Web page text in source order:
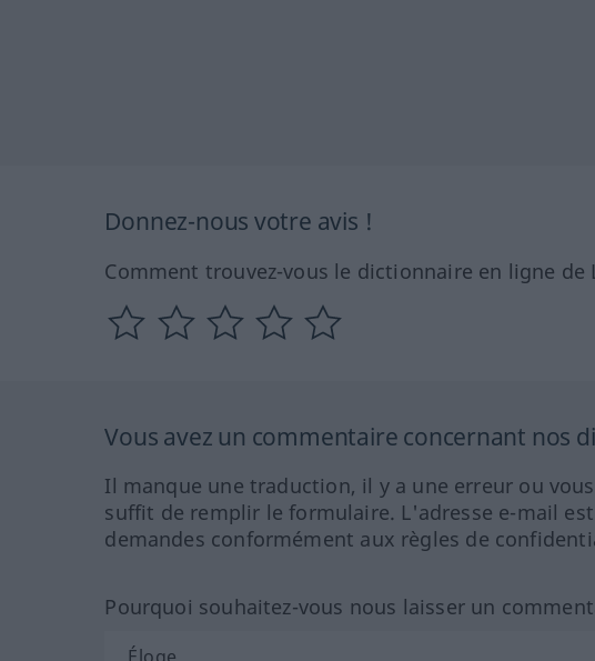
Donnez-nous votre avis !
Comment trouvez-vous le dictionnaire en ligne de
Vous avez un commentaire concernant nos
Il manque une traduction, il y a une erreur ou
suffit de remplir le formulaire. L'adresse e-mail
demandes conformément aux règles de
Pourquoi souhaitez-vous nous laisser un